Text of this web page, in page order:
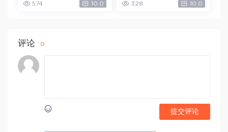
574 10.0 328 10.0
评论 0
提交评论